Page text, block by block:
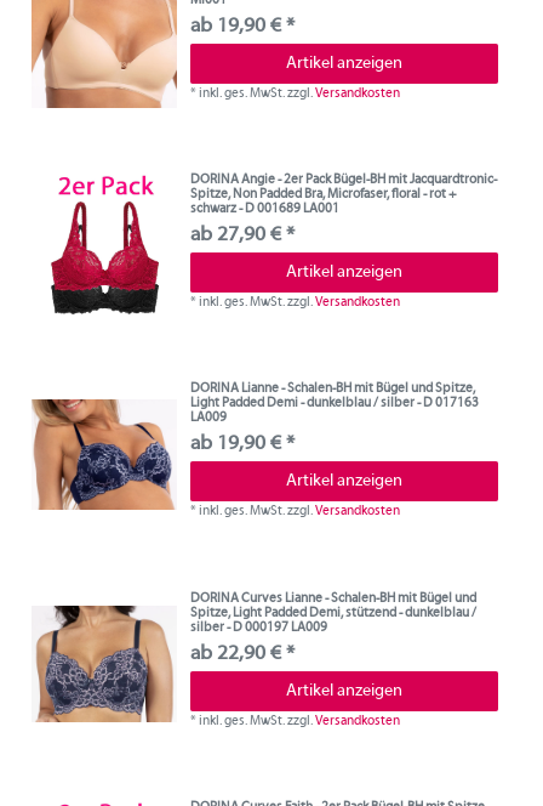
ab 19,90 € *
Artikel anzeigen
*inkl. ges. MwSt.zzgl.Versandkosten
DORINA Angie - 2er Pack Bügel-BH mit Jacquardtronic-
Spitze, Non Padded Bra, Microfaser, floral - rot +
schwarz - D 001689 LA001
ab 27,90 € *
Artikel anzeigen
*inkl. ges. MwSt.zzgl.Versandkosten
DORINA Lianne - Schalen-BH mit Bügel und Spitze,
Light Padded Demi - dunkelblau / silber - D 017163
LA009
ab 19,90 € *
Artikel anzeigen
*inkl. ges. MwSt.zzgl.Versandkosten
DORINA Curves Lianne - Schalen-BH mit Bügel und
Spitze, Light Padded Demi, stützend - dunkelblau /
silber - D 000197 LA009
ab 22,90 € *
Artikel anzeigen
*inkl. ges. MwSt.zzgl.Versandkosten